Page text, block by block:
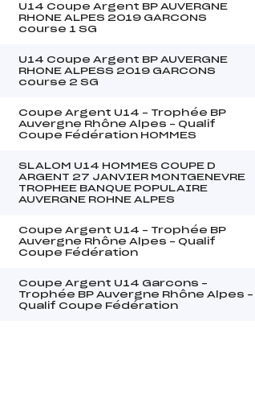
U14 Coupe Argent BP AUVERGNE
RHONE ALPES 2019 GARCONS
course 1 SG
U14 Coupe Argent BP AUVERGNE
RHONE ALPESS 2019 GARCONS
course 2 SG
Coupe Argent U14 – Trophée BP
Auvergne Rhône Alpes – Qualif
Coupe Fédération HOMMES
SLALOM U14 HOMMES COUPE D
ARGENT 27 JANVIER MONTGENEVRE
TROPHEE BANQUE POPULAIRE
AUVERGNE ROHNE ALPES
Coupe Argent U14 – Trophée BP
Auvergne Rhône Alpes – Qualif
Coupe Fédération
Coupe Argent U14 Garcons –
Trophée BP Auvergne Rhône Alpes –
Qualif Coupe Fédération